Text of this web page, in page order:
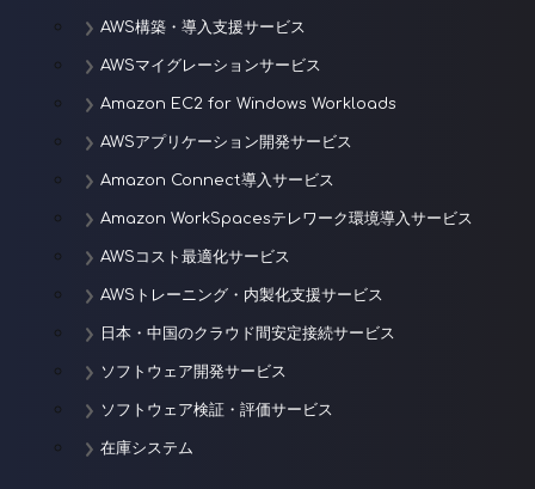
AWS構築・導入支援サービス
AWSマイグレーションサービス
Amazon EC2 for Windows Workloads
AWSアプリケーション開発サービス
Amazon Connect導入サービス
Amazon WorkSpacesテレワーク環境導入サービス
AWSコスト最適化サービス
AWSトレーニング・内製化支援サービス
日本・中国のクラウド間安定接続サービス
ソフトウェア開発サービス
ソフトウェア検証・評価サービス
在庫システム